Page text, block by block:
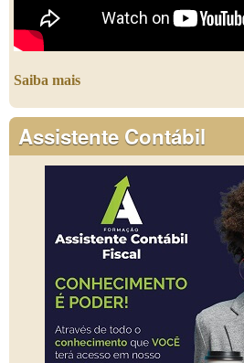
Saiba mais
Assistente Contábil